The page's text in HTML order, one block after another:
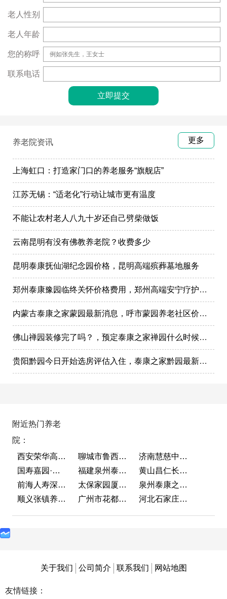
老人性别
老人年龄
您的称呼
联系电话
养老院资讯 更多
上海虹口：打造家门口的养老服务“旗舰店”
江苏无锡：“适老化”行动让城市更有温度
不能让农村老人八九十岁还自己劈柴做饭
云南昆明有没有佛教养老院？收费多少
昆明泰康抚仙湖纪念园价格，昆明高端殡葬墓地服务
郑州泰康豫园临终关怀价格费用，郑州高端安宁疗护在哪里
内蒙古泰康之家蒙园最新消息，呼市蒙园养老社区价格表
佛山禅园装修完了吗？，预定泰康之家禅园什么时候选房入住?
贵阳黔园今日开始选房评估入住，泰康之家黔园最新动态
附近热门养老
院：
西安荣华高新悦家养老服务有限公司
聊城市鲁西老年护养院
济南慧慈中医康养中心
国寿嘉园·成都乐境
福建泉州泰康之家鲤园
黄山昌仁长者颐养中心
前海人寿深圳幸福之家
太保家园厦门国际颐养社区
泉州泰康之家鲤园
顺义张镇养老照料中心
广州市花都区花山镇敬老院 河北石家庄泰康之家冀园
关于我们 公司简介 联系我们 网站地图
友情链接：